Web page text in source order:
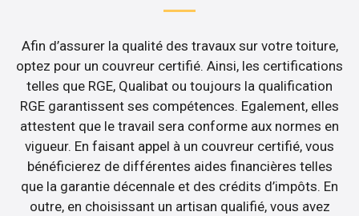
Afin d’assurer la qualité des travaux sur votre toiture,
optez pour un couvreur certifié. Ainsi, les certifications
telles que RGE, Qualibat ou toujours la qualification
RGE garantissent ses compétences. Egalement, elles
attestent que le travail sera conforme aux normes en
vigueur. En faisant appel à un couvreur certifié, vous
bénéficierez de différentes aides financières telles
que la garantie décennale et des crédits d’impôts. En
outre, en choisissant un artisan qualifié, vous avez